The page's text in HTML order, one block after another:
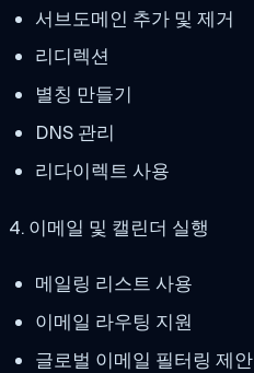
서브도메인 추가 및 제거
리디렉션
별칭 만들기
DNS 관리
리다이렉트 사용
4. 이메일 및 캘린더 실행
메일링 리스트 사용
이메일 라우팅 지원
글로벌 이메일 필터링 제안